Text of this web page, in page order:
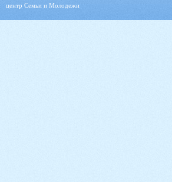
центр Семьи и Молодежи